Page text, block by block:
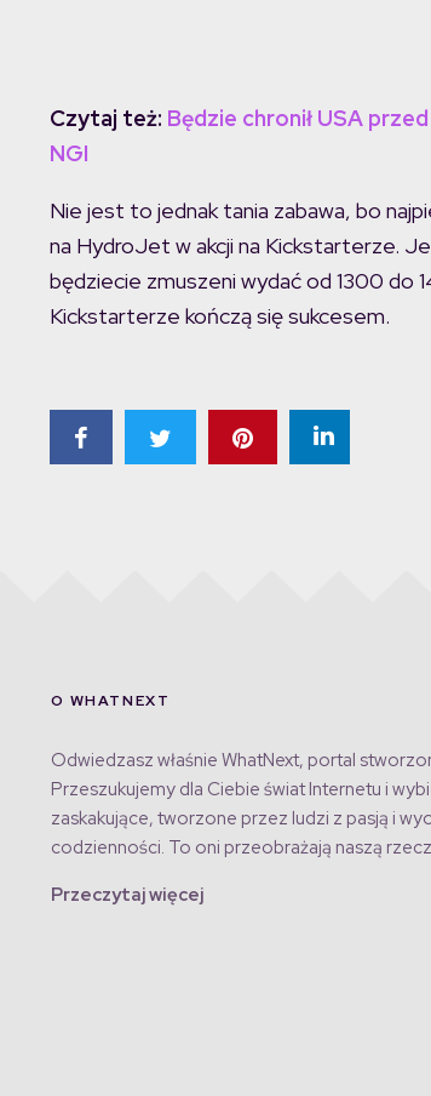
Czytaj też: Będzie chronił USA
NGI
Nie jest to jednak tania zabawa, bo
na HydroJet w akcji na Kickstarterze.
będziecie zmuszeni wydać od 1300 do
Kickstarterze kończą się sukcesem.
O WHATNEXT
Odwiedzasz właśnie WhatNext, portal
Przeszukujemy dla Ciebie świat Internetu i
zaskakujące, tworzone przez ludzi z pasją i
codzienności. To oni przeobrażają naszą
Przeczytaj więcej